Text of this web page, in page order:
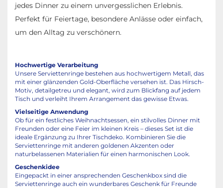
jedes Dinner zu einem unvergesslichen Erlebnis.
Perfekt für Feiertage, besondere Anlässe oder einfach,
um den Alltag zu verschönern.
Hochwertige Verarbeitung
Unsere Serviettenringe bestehen aus hochwertigem Metall, das
mit einer glänzenden Gold-Oberfläche versehen ist. Das Hirsch-
Motiv, detailgetreu und elegant, wird zum Blickfang auf jedem
Tisch und verleiht Ihrem Arrangement das gewisse Etwas.
Vielseitige Anwendung
Ob für ein festliches Weihnachtsessen, ein stilvolles Dinner mit
Freunden oder eine Feier im kleinen Kreis – dieses Set ist die
ideale Ergänzung zu Ihrer Tischdeko. Kombinieren Sie die
Serviettenringe mit anderen goldenen Akzenten oder
naturbelassenen Materialien für einen harmonischen Look.
Geschenkidee
Eingepackt in einer ansprechenden Geschenkbox sind die
Serviettenringe auch ein wunderbares Geschenk für Freunde